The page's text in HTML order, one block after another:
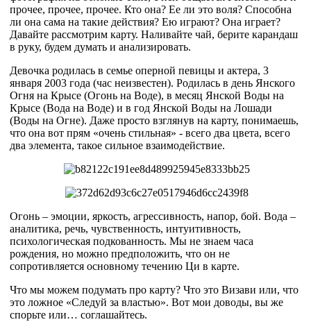
прочее, прочее, прочее. Кто она? Ее ли это воля? Способна
ли она сама на такие действия? Ею играют? Она играет?
Давайте рассмотрим карту. Наливайте чай, берите карандаш
в руку, будем думать и анализировать.
Девочка родилась в семье оперной певицы и актера, 3
января 2003 года (час неизвестен). Родилась в день Янского
Огня на Крысе (Огонь на Воде), в месяц Янской Воды на
Крысе (Вода на Воде) и в год Янской Воды на Лошади
(Воды на Огне). Даже просто взглянув на карту, понимаешь,
что она вот прям «очень стильная» - всего два цвета, всего
два элемента, такое сильное взаимодействие.
Огонь – эмоции, яркость, агрессивность, напор, бой. Вода –
аналитика, речь, чувственность, интуитивность,
психологическая подкованность. Мы не знаем часа
рождения, но можно предположить, что он не
сопротивляется основному течению Ци в карте.
Что мы можем подумать про карту? Что это Визави или, что
это ложное «Следуй за властью». Вот мои доводы, вы же
спорьте или… соглашайтесь.